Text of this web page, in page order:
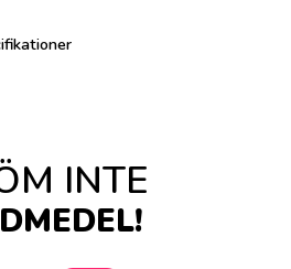
INTE